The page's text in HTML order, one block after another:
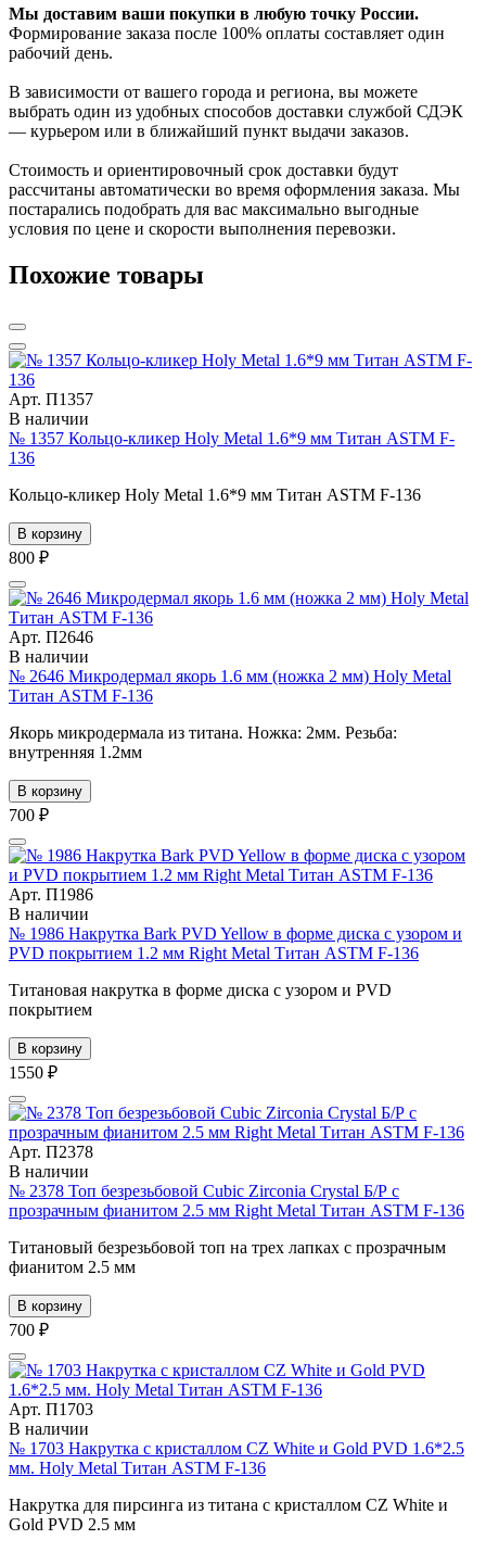
Мы доставим ваши покупки в любую точку России.
Формирование заказа после 100% оплаты составляет один
рабочий день.
В зависимости от вашего города и региона, вы можете
выбрать один из удобных способов доставки службой СДЭК
— курьером или в ближайший пункт выдачи заказов.
Стоимость и ориентировочный срок доставки будут
рассчитаны автоматически во время оформления заказа. Мы
постарались подобрать для вас максимально выгодные
условия по цене и скорости выполнения перевозки.
Похожие товары
Арт. П1357
В наличии
№ 1357 Кольцо-кликер Holy Metal 1.6*9 мм Титан ASTM F-
136
Кольцо-кликер Holy Metal 1.6*9 мм Титан ASTM F-136
В корзину
800 ₽
Арт. П2646
В наличии
№ 2646 Микродермал якорь 1.6 мм (ножка 2 мм) Holy Metal
Титан ASTM F-136
Якорь микродермала из титана. Ножка: 2мм. Резьба:
внутренняя 1.2мм
В корзину
700 ₽
Арт. П1986
В наличии
№ 1986 Накрутка Bark PVD Yellow в форме диска с узором и
PVD покрытием 1.2 мм Right Metal Титан ASTM F-136
Титановая накрутка в форме диска с узором и PVD
покрытием
В корзину
1550 ₽
Арт. П2378
В наличии
№ 2378 Топ безрезьбовой Cubic Zirconia Crystal Б/Р с
прозрачным фианитом 2.5 мм Right Metal Титан ASTM F-136
Титановый безрезьбовой топ на трех лапках с прозрачным
фианитом 2.5 мм
В корзину
700 ₽
Арт. П1703
В наличии
№ 1703 Накрутка c кристаллом CZ White и Gold PVD 1.6*2.5
мм. Holy Metal Титан ASTM F-136
Накрутка для пирсинга из титана c кристаллом CZ White и
Gold PVD 2.5 мм